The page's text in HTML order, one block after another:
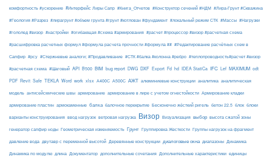
комфортность #ускорение #Интерфейс Лиры Сапр #Книга_Отчетов #Конструктор сечений #НДМ #Лира-Грунт #Скважина
#Геология #Разрез #лирагрунт #объем грунта #грунт #котлован #фундамент #локальный режим СТК #Массы #Нагрузки
#гололед #визор #настройки #огибающая #схема #армирования #расчет #процессор #визор #расчетная схема
#расшифровка расчетных формул #формула расчета прочности #формула ## #Редактирование расчётных схем в
Сапфир #рсу #Стержневые аналоги; #Продавливание #СТК #балка #колонна #ребро #теплопроводность#расчет #визор
#расчетная схема #Шаговый API B500 BIM bug report DWG DXF Export Fd hd IDEA StatiCa IFC Lef MAXIMUM odt
PDF Revit Safe TEKLA Word work xlsx А400С А500С АЖТ алюминиевые конструкции аналитика аналитическая
модель антисейсмические швы армирование армирование в лире с учетом огнестойкости Армирование кладки
армирование пластин армокаменные балка балочное перекрытие Бесконечно жёсткий ригель бетон 22.5 блок блоки
варианты конструирования ввод нагрузок ветровая нагрузка Визор Визуализация выбор высота сжатой зоны
генератор сапфир ноды Геометрическая изменяемость Грунт Группировка Жесткости Группы нагрузок на фрагмент
давление вода двутавр с переменной высотой Деревянные конструкции диалоговые окна диапазоны Динамика
Динамика по модулю длина Документатор дополнительные сочетания Дополнительные характеристики единицы